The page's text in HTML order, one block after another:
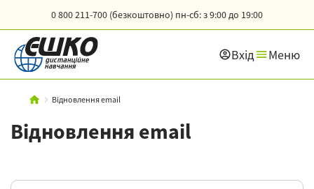
0 800 211-700 (безкоштовно) пн-сб: з 9:00 до 19:00
Вхід Меню
Відновлення email
Відновлення email